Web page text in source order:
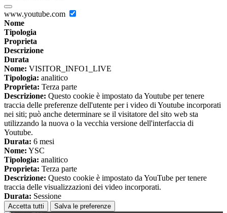
www.youtube.com
Nome
Tipologia
Proprieta
Descrizione
Durata
Nome: VISITOR_INFO1_LIVE
Tipologia: analitico
Proprieta: Terza parte
Descrizione: Questo cookie è impostato da Youtube per tenere
traccia delle preferenze dell'utente per i video di Youtube incorporati
nei siti; può anche determinare se il visitatore del sito web sta
utilizzando la nuova o la vecchia versione dell'interfaccia di
Youtube.
Durata: 6 mesi
Nome: YSC
Tipologia: analitico
Proprieta: Terza parte
Descrizione: Questo cookie è impostato da YouTube per tenere
traccia delle visualizzazioni dei video incorporati.
Durata: Sessione
Accetta tutti Salva le preferenze